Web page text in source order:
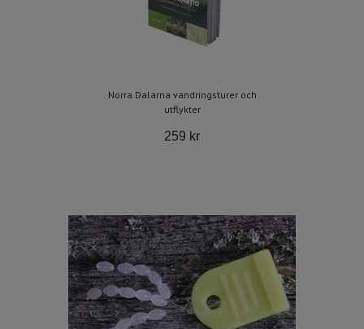
Norra Dalarna vandringsturer och
utflykter
259 kr